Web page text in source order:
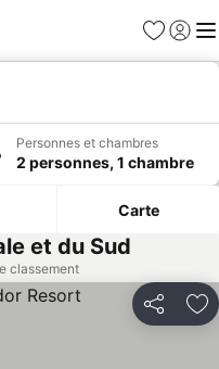
Favoris
Se
Personnes et chambres
2 personnes, 1 chambre
Carte
et du Sud
classement
Partager